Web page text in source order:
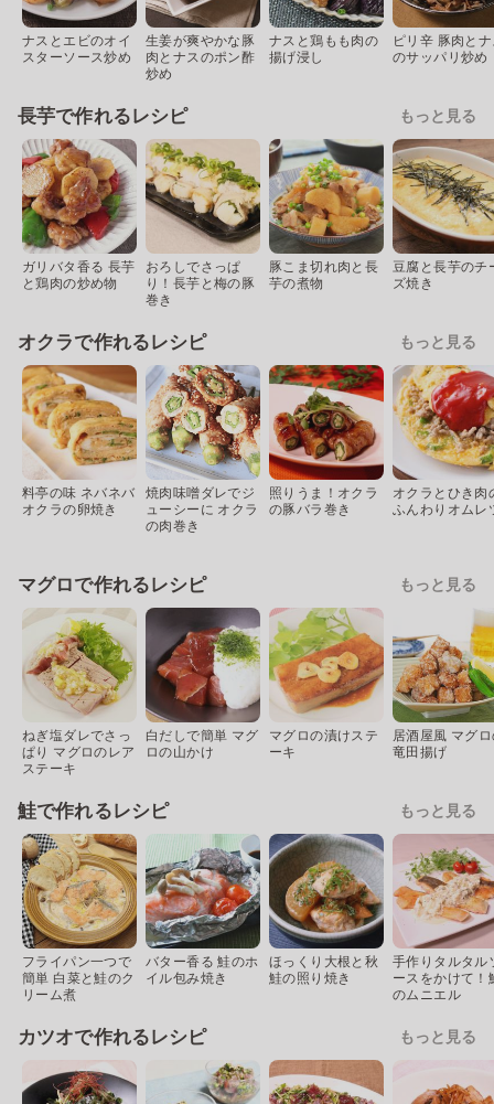
ナスとエビのオイ
スターソース炒め
生姜が爽やかな豚
肉とナスのポン酢
炒め
ナスと鶏もも肉の
揚げ浸し
ピリ辛 豚肉と
のサッパリ炒め
長芋で作れるレシピ もっと見る
ガリバタ香る 長芋
と鶏肉の炒め物
おろしでさっぱ
り！長芋と梅の豚
巻き
豚こま切れ肉と長
芋の煮物
豆腐と長芋のチ
ズ焼き
オクラで作れるレシピ もっと見る
料亭の味 ネバネバ
オクラの卵焼き
焼肉味噌ダレでジ
ューシーに オクラ
の肉巻き
照りうま！オクラ
の豚バラ巻き
オクラとひき肉
ふんわりオムレ
マグロで作れるレシピ もっと見る
ねぎ塩ダレでさっ
ぱり マグロのレア
ステーキ
白だしで簡単 マグ
ロの山かけ
マグロの漬けステ
ーキ
居酒屋風 マグ
竜田揚げ
鮭で作れるレシピ もっと見る
フライパン一つで
簡単 白菜と鮭のク
リーム煮
バター香る 鮭のホ
イル包み焼き
ほっくり大根と秋
鮭の照り焼き
手作りタルタル
ースをかけて！
のムニエル
カツオで作れるレシピ もっと見る